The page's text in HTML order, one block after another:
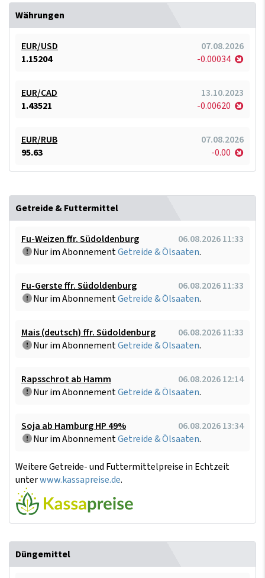
Währungen
EUR/USD
07.08.2026
1.15204
-0.00034
EUR/CAD
13.10.2023
1.43521
-0.00620
EUR/RUB
07.08.2026
95.63
-0.00
Getreide & Futtermittel
Fu-Weizen ffr. Südoldenburg
06.08.2026 11:33
Nur im AbonnementGetreide & Ölsaaten.
Fu-Gerste ffr. Südoldenburg
06.08.2026 11:33
Nur im AbonnementGetreide & Ölsaaten.
Mais (deutsch) ffr. Südoldenburg
06.08.2026 11:33
Nur im AbonnementGetreide & Ölsaaten.
Rapsschrot ab Hamm
06.08.2026 12:14
Nur im AbonnementGetreide & Ölsaaten.
Soja ab Hamburg HP 49%
06.08.2026 13:34
Nur im AbonnementGetreide & Ölsaaten.
Weitere Getreide- und Futtermittelpreise in Echtzeit
unterwww.kassapreise.de.
Düngemittel